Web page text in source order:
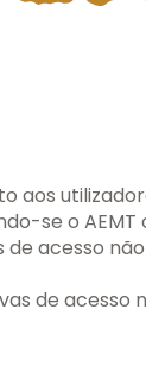
aos
se o AEMT
acesso não
de acesso